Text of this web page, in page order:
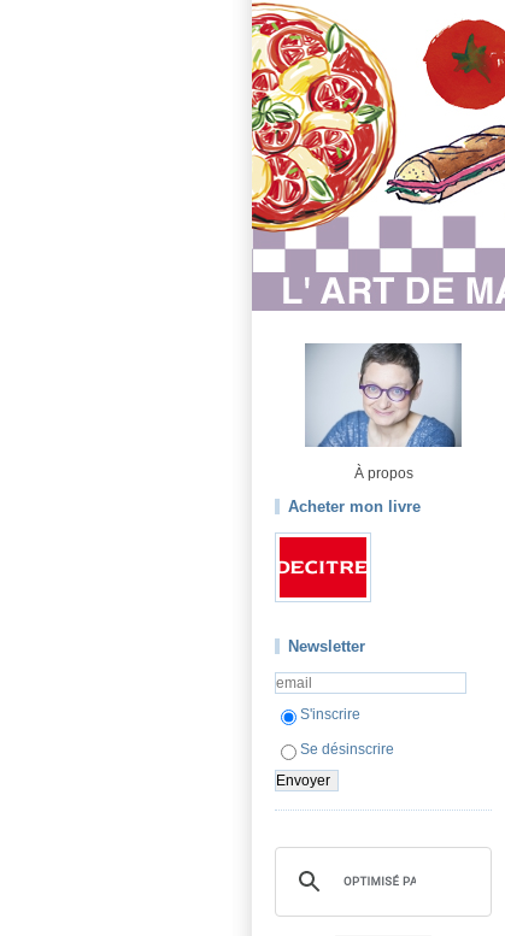
À propos
Acheter mon livre
Newsletter
S'inscrire
Se désinscrire